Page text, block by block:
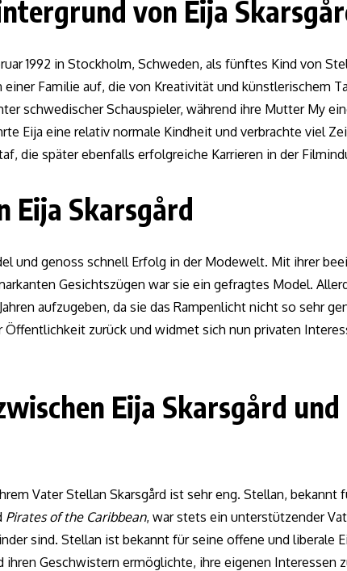
von Eija
1992 in Stockholm, Schweden, als fünftes Kind von
einer Familie auf, die von Kreativität und künstlerischem
schwedischer Schauspieler, während ihre Mutter My
Eija eine relativ normale Kindheit und verbrachte viel
die später ebenfalls erfolgreiche Karrieren in der
Eija Skarsgård
und genoss schnell Erfolg in der Modewelt. Mit ihrer
Gesichtszügen war sie ein gefragtes Model.
aufzugeben, da sie das Rampenlicht nicht so sehr
Öffentlichkeit zurück und widmet sich nun privaten
Eija Skarsgård
Vater Stellan Skarsgård ist sehr eng. Stellan, bekannt
Pirates of the Caribbean, war stets ein unterstützender
sind. Stellan ist bekannt für seine offene und liberale
ihren Geschwistern ermöglichte, ihre eigenen Interessen